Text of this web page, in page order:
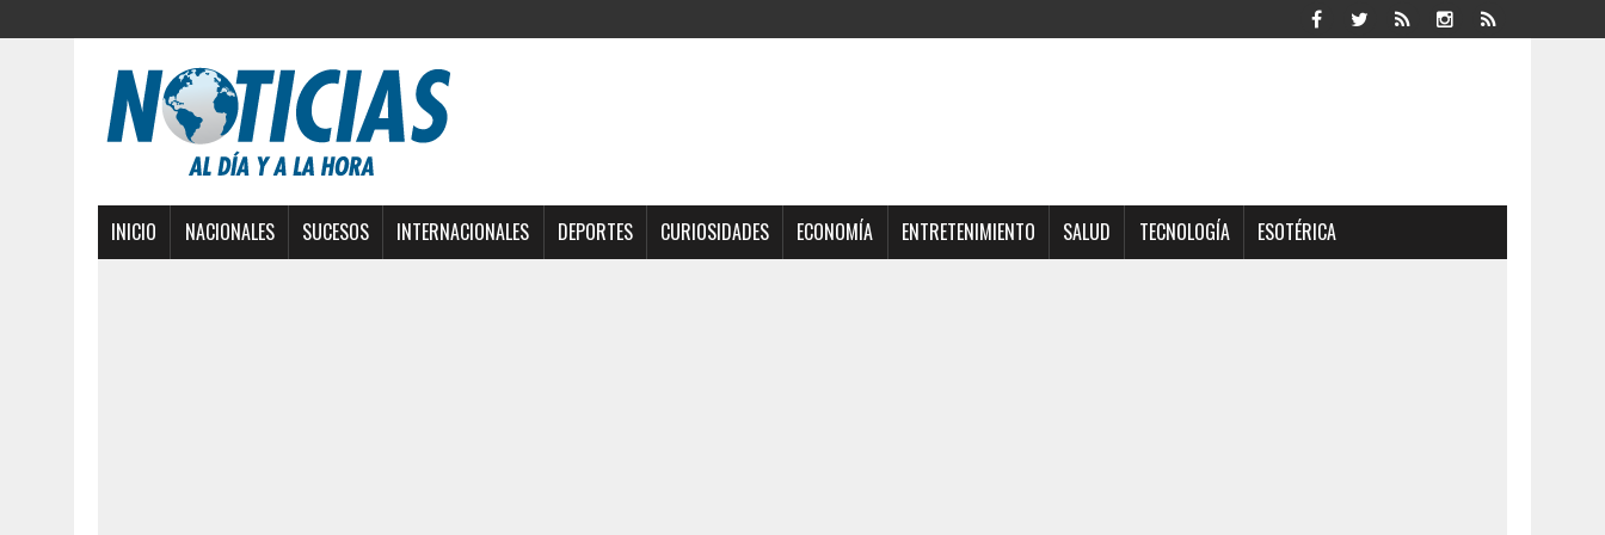
INICIO NACIONALES SUCESOS INTERNACIONALES DEPORTES CURIOSIDADES ECONOMÍA ENTRETENIMIENTO SALUD TECNOLOGÍA ESOTÉRICA